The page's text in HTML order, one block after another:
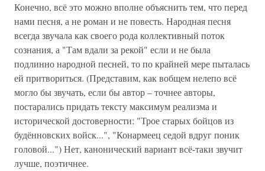
Конечно, всё это можно вполне объяснить тем, что перед
нами песня, а не роман и не повесть. Народная песня
всегда звучала как своего рода коллективный поток
сознания, а "Там вдали за рекой" если и не была
подлинно народной песней, то по крайней мере пыталась
ей притвориться. (Представим, как вобщем нелепо всё
могло бы звучать, если бы автор – точнее авторы,
постарались придать тексту максимум реализма и
исторической достоверности: "Трое старых бойцов из
будённовских войск...", "Конармеец седой вдруг поник
головой...") Нет, канонический вариант всё-таки звучит
лучше, поэтичнее.